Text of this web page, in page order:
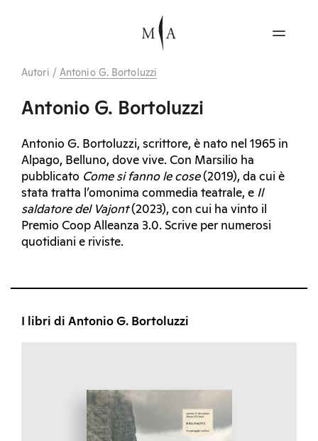
Autori / Antonio G. Bortoluzzi
Antonio G. Bortoluzzi
Antonio G. Bortoluzzi, scrittore, è nato nel 1965 in
Alpago, Belluno, dove vive. Con Marsilio ha
pubblicato Come si fanno le cose(2019), da cui è
stata tratta l’omonima commedia teatrale, e Il
saldatore del Vajont(2023), con cui ha vinto il
Premio Coop Alleanza 3.0. Scrive per numerosi
quotidiani e riviste.
I libri di Antonio G. Bortoluzzi